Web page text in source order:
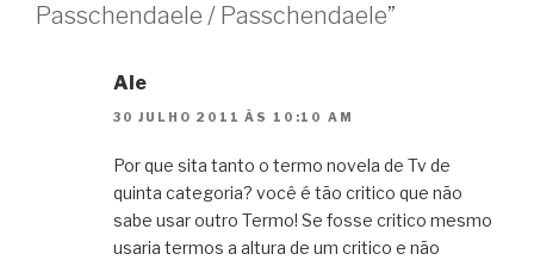
Passchendaele / Passchendaele”
Ale
30 JULHO 2011 ÀS 10:10 AM
Por que sita tanto o termo novela de Tv de
quinta categoria? você é tão critico que não
sabe usar outro Termo! Se fosse critico mesmo
usaria termos a altura de um critico e não